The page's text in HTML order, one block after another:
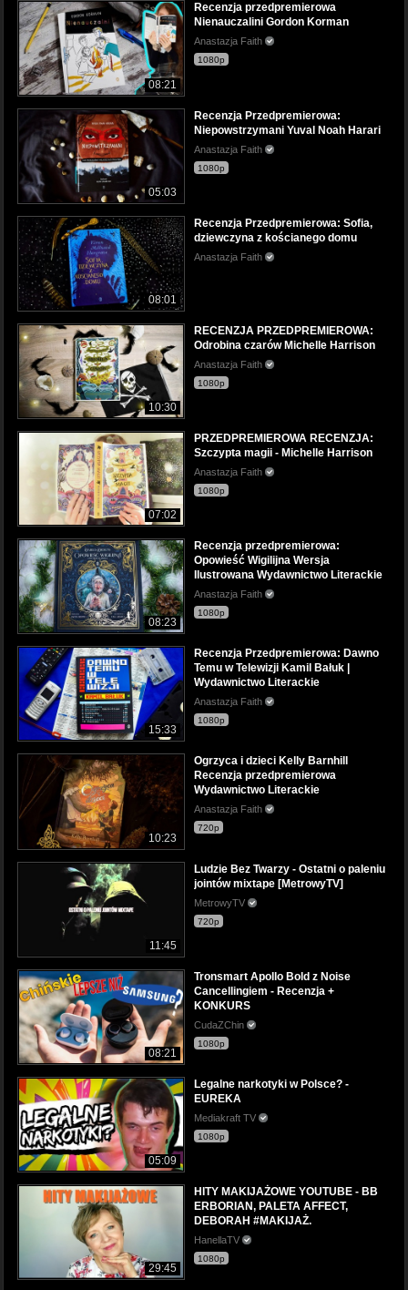
08:21
Recenzja przedpremierowa
Nienauczalini Gordon Korman
Anastazja Faith
1080p
05:03
Recenzja Przedpremierowa:
Niepowstrzymani Yuval Noah Harari
Anastazja Faith
1080p
08:01
Recenzja Przedpremierowa: Sofia,
dziewczyna z kościanego domu
Anastazja Faith
10:30
RECENZJA PRZEDPREMIEROWA:
Odrobina czarów Michelle Harrison
Anastazja Faith
1080p
07:02
PRZEDPREMIEROWA RECENZJA:
Szczypta magii - Michelle Harrison
Anastazja Faith
1080p
08:23
Recenzja przedpremierowa:
Opowieść Wigilijna Wersja
Ilustrowana Wydawnictwo Literackie
Anastazja Faith
1080p
15:33
Recenzja Przedpremierowa: Dawno
Temu w Telewizji Kamil Bałuk |
Wydawnictwo Literackie
Anastazja Faith
1080p
10:23
Ogrzyca i dzieci Kelly Barnhill
Recenzja przedpremierowa
Wydawnictwo Literackie
Anastazja Faith
720p
11:45
Ludzie Bez Twarzy - Ostatni o paleniu
jointów mixtape [MetrowyTV]
MetrowyTV
720p
08:21
Tronsmart Apollo Bold z Noise
Cancellingiem - Recenzja +
KONKURS
CudaZChin
1080p
05:09
Legalne narkotyki w Polsce? -
EUREKA
Mediakraft TV
1080p
29:45
HITY MAKIJAŻOWE YOUTUBE - BB
ERBORIAN, PALETA AFFECT,
DEBORAH #MAKIJAŻ.
HanellaTV
1080p